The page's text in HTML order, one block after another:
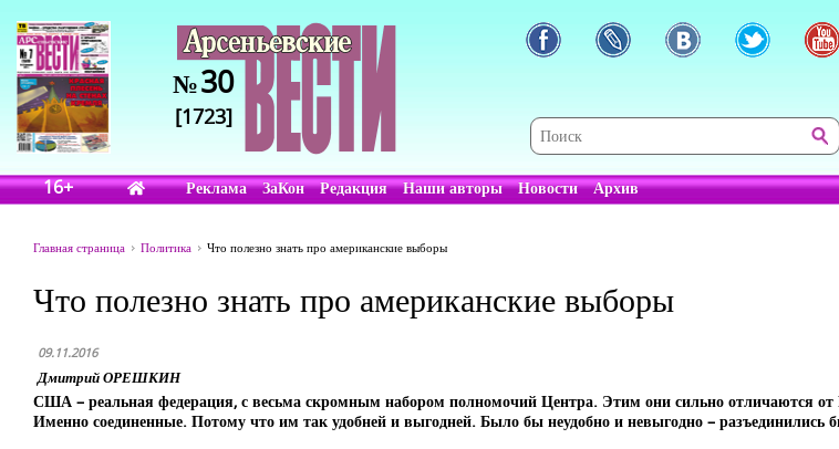
№30
[1723]
16+ Реклама ЗаКон Редакция Наши авторы Новости Архив
Главная страница Политика Что полезно знать про американские выборы
Что полезно знать про американские выборы
09.11.2016
Дмитрий ОРЕШКИН
США – реальная федерация, с весьма скромным набором полномочий Центра. Этим они сильно отличаются от
Именно соединенные. Потому что им так удобней и выгодней. Было бы неудобно и невыгодно – разъединились